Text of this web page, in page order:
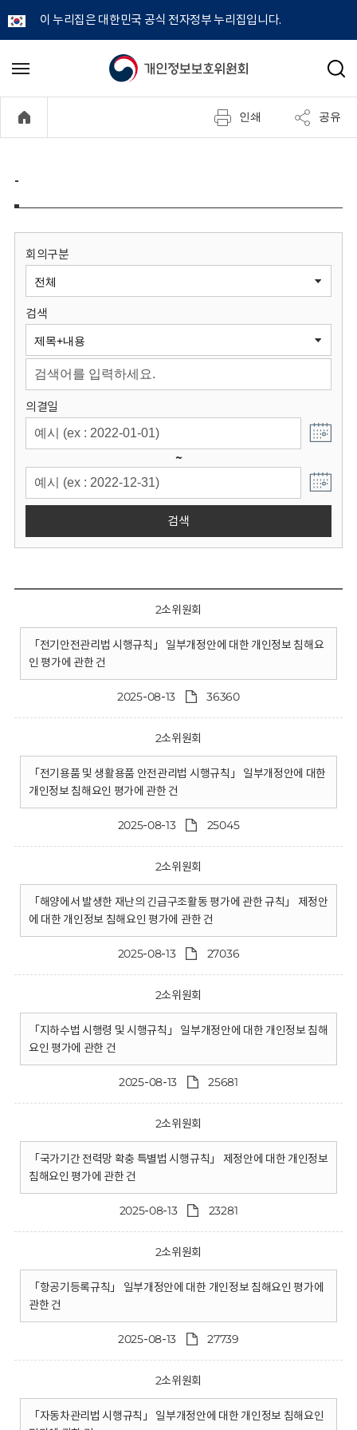
이 누리집은 대한민국 공식 전자정부 누리집입니다.
개
정
보
원
회
메
기
검
인쇄 공유
-
회의구분
검색
의결일
~
검색
2소위원회
「전기안전관리법 시행규칙」 일부개정안에 대한 개인정보 침해요
인 평가에 관한 건
2025-08-13 36360
2소위원회
「전기용품 및 생활용품 안전관리법 시행규칙」 일부개정안에 대한
개인정보 침해요인 평가에 관한 건
2025-08-13 25045
2소위원회
「해양에서 발생한 재난의 긴급구조활동 평가에 관한 규칙」 제정안
에 대한 개인정보 침해요인 평가에 관한 건
2025-08-13 27036
2소위원회
「지하수법 시행령 및 시행규칙」 일부개정안에 대한 개인정보 침해
요인 평가에 관한 건
2025-08-13 25681
2소위원회
「국가기간 전력망 확충 특별법 시행규칙」 제정안에 대한 개인정보
침해요인 평가에 관한 건
2025-08-13 23281
2소위원회
「항공기등록규칙」 일부개정안에 대한 개인정보 침해요인 평가에
관한 건
2025-08-13 27739
2소위원회
「자동차관리법 시행규칙」 일부개정안에 대한 개인정보 침해요인